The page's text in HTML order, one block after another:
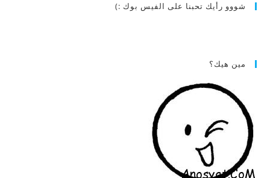
شووو رأيك تحبنا على الفيس بوك :)
مين هيك؟